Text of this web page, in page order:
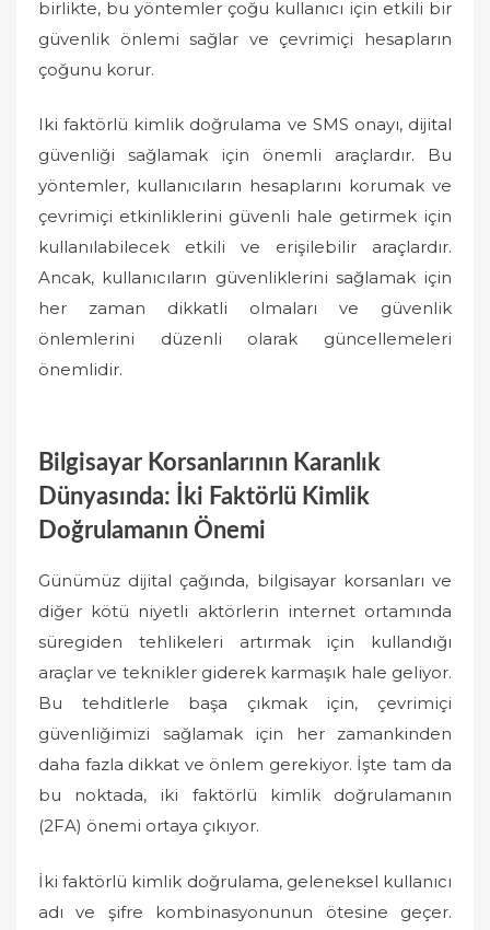
birlikte, bu yöntemler çoğu kullanıcı için etkili bir
güvenlik önlemi sağlar ve çevrimiçi hesapların
çoğunu korur.
Iki faktörlü kimlik doğrulama ve SMS onayı, dijital
güvenliği sağlamak için önemli araçlardır. Bu
yöntemler, kullanıcıların hesaplarını korumak ve
çevrimiçi etkinliklerini güvenli hale getirmek için
kullanılabilecek etkili ve erişilebilir araçlardır.
Ancak, kullanıcıların güvenliklerini sağlamak için
her zaman dikkatli olmaları ve güvenlik
önlemlerini düzenli olarak güncellemeleri
önemlidir.
Bilgisayar Korsanlarının Karanlık
Dünyasında: İki Faktörlü Kimlik
Doğrulamanın Önemi
Günümüz dijital çağında, bilgisayar korsanları ve
diğer kötü niyetli aktörlerin internet ortamında
süregiden tehlikeleri artırmak için kullandığı
araçlar ve teknikler giderek karmaşık hale geliyor.
Bu tehditlerle başa çıkmak için, çevrimiçi
güvenliğimizi sağlamak için her zamankinden
daha fazla dikkat ve önlem gerekiyor. İşte tam da
bu noktada, iki faktörlü kimlik doğrulamanın
(2FA) önemi ortaya çıkıyor.
İki faktörlü kimlik doğrulama, geleneksel kullanıcı
adı ve şifre kombinasyonunun ötesine geçer.